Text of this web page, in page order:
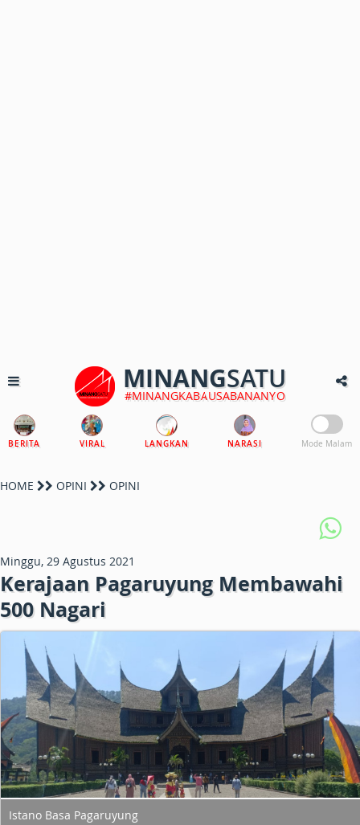
MINANGSATU
#MINANGKABAUSABANANYO
BERITA VIRAL LANGKAN NARASI Mode Malam
HOME OPINI OPINI
Minggu, 29 Agustus 2021
Kerajaan Pagaruyung Membawahi
500 Nagari
Istano Basa Pagaruyung